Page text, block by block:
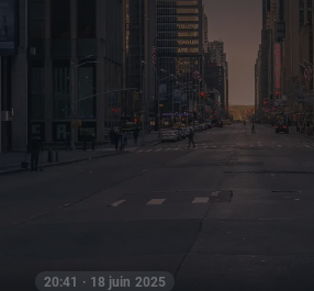
20:41 · 18 juin 2025